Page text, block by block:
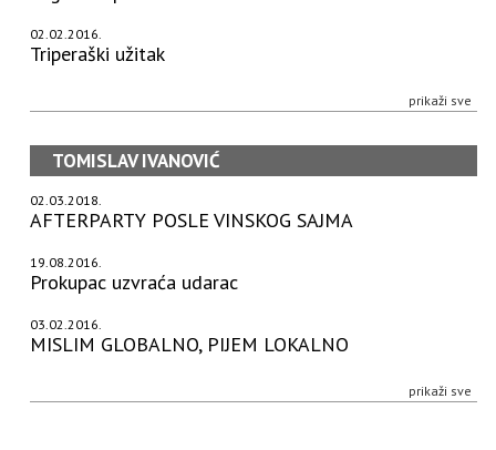
02.02.2016.
Triperaški užitak
prikaži sve
TOMISLAV IVANOVIĆ
02.03.2018.
AFTERPARTY POSLE VINSKOG SAJMA
19.08.2016.
Prokupac uzvraća udarac
03.02.2016.
MISLIM GLOBALNO, PIJEM LOKALNO
prikaži sve